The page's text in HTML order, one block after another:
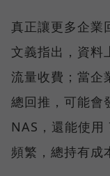
真正讓更多企業
文義指出，資料
流量收費；當企
總回推，可能會
NAS，還能使
頻繁，總持有成